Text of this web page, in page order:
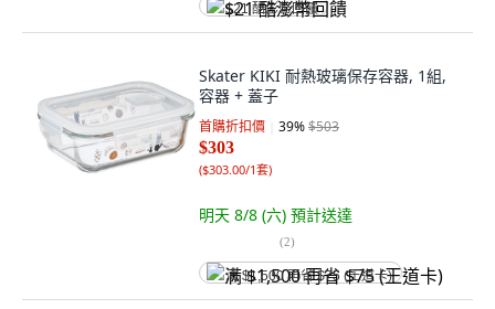
$21 酷澎幣回饋
Skater KIKI 耐熱玻璃保存容器, 1組,
容器 + 蓋子
首購折扣價 39%$503
$303
($303.00/1套)
明天 8/8 (六) 預計送達
(2)
满 $1,500 再省 $75 (王道卡)